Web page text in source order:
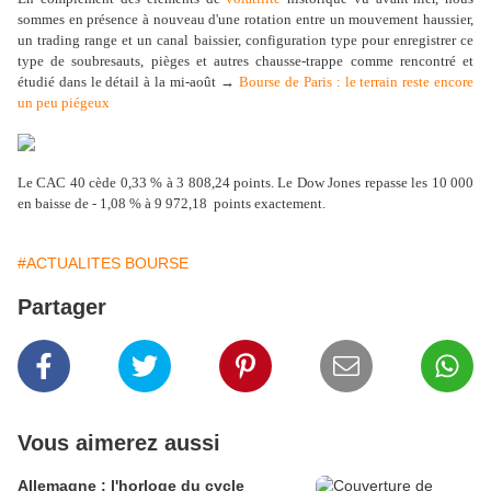
sommes en présence à nouveau d'une rotation entre un mouvement haussier,
un trading range et un canal baissier, configuration type pour enregistrer ce
type de soubresauts, pièges et autres chausse-trappe comme rencontré et
étudié dans le détail à la mi-août → Bourse de Paris : le terrain reste encore
un peu piégeux
Le CAC 40 cède 0,33 % à 3 808,24 points. Le Dow Jones repasse les 10 000
en baisse de - 1,08 % à 9 972,18 points exactement.
#ACTUALITES BOURSE
Partager
Vous aimerez aussi
Allemagne : l'horloge du cycle